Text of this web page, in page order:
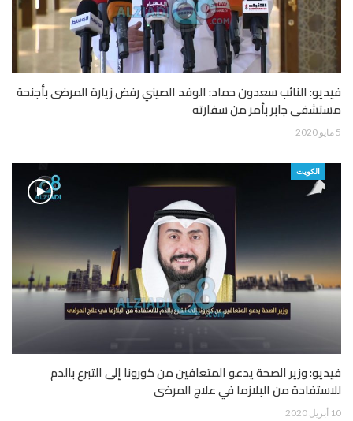
فيديو: النائب سعدون حماد: الوفد الصيني رفض زيارة المرضى بأجنحة
مستشفى جابر بأمر من سفارته
5 مايو 2020
الكويت
فيديو: وزير الصحة يدعو المتعافين من كورونا إلى التبرع بالدم
للاستفادة من البلازما في علاج المرضى
10 أبريل 2020